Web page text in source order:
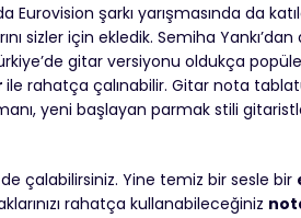
şarkı yarışmasında da
sizler için ekledik. Semiha
gitar versiyonu oldukça
ile rahatça çalınabilir. Gitar nota
yeni başlayan parmak stili
çalabilirsiniz. Yine temiz bir sesle bir
rahatça kullanabileceğiniz